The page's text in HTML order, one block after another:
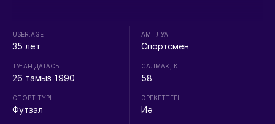
USER.AGE
35 лет
ТУҒАН ДАТАСЫ
26 тамыз 1990
СПОРТ ТҮРІ
Футзал
АМПЛУА
Спортсмен
CАЛМАҚ, КГ
58
ӘРЕКЕТТЕГІ
Иә